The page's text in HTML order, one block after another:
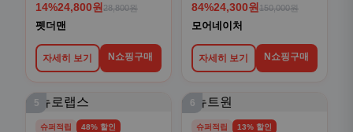
14%24,800원 28,800원
펫더맨
자세히 보기 N쇼핑구매
84%24,300원 150,000원
모어네이처
자세히 보기 N쇼핑구매
5
슈퍼적립 48% 할인
6
슈퍼적립 13% 할인